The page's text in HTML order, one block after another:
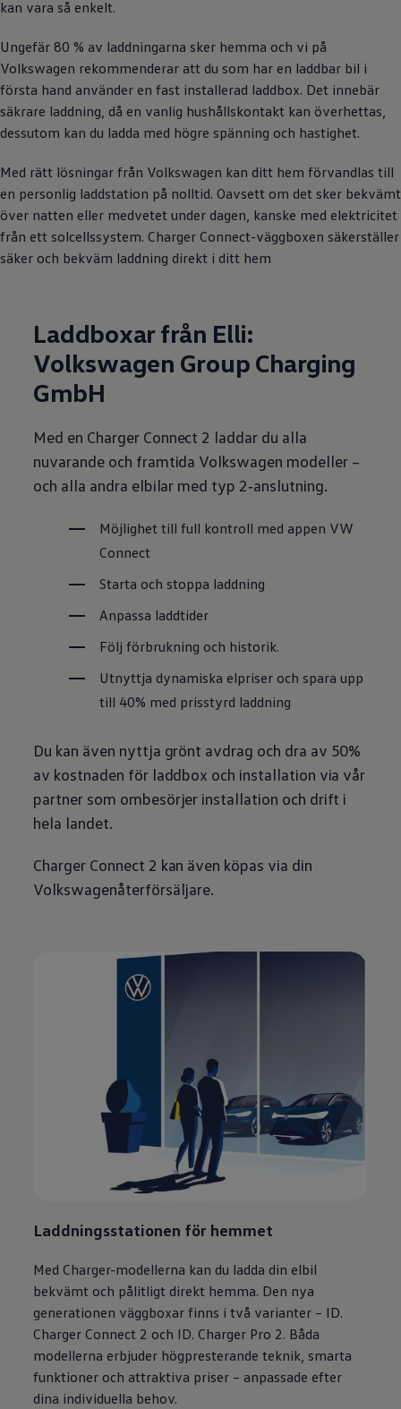
kan vara så enkelt.
Ungefär 80 % av laddningarna sker hemma och vi på
Volkswagen rekommenderar att du som har en laddbar bil i
första hand använder en fast installerad laddbox. Det innebär
säkrare laddning, då en vanlig hushållskontakt kan överhettas,
dessutom kan du ladda med högre spänning och hastighet.
Med rätt lösningar från Volkswagen kan ditt hem förvandlas till
en personlig laddstation på nolltid. Oavsett om det sker bekvämt
över natten eller medvetet under dagen, kanske med elektricitet
från ett solcellssystem. Charger Connect-väggboxen säkerställer
säker och bekväm laddning direkt i ditt hem
Laddboxar från Elli:
Volkswagen Group Charging
GmbH
Med en Charger Connect 2 laddar du alla
nuvarande och framtida Volkswagen modeller –
och alla andra elbilar med typ 2‑anslutning.
Möjlighet till full kontroll med appen VW
Connect
Starta och stoppa laddning
Anpassa laddtider
Följ förbrukning och historik.
Utnyttja dynamiska elpriser och spara upp
till 40% med prisstyrd laddning
Du kan även nyttja grönt avdrag och dra av 50%
av kostnaden för laddbox och installation via vår
partner som ombesörjer installation och drift i
hela landet.
Charger Connect 2 kan även köpas via din
Volkswagenåterförsäljare.
Laddningsstationen för hemmet
Med Charger-modellerna kan du ladda din elbil
bekvämt och pålitligt direkt hemma. Den nya
generationen väggboxar finns i två varianter – ID.
Charger Connect 2 och ID. Charger Pro 2. Båda
modellerna erbjuder högpresterande teknik, smarta
funktioner och attraktiva priser – anpassade efter
dina individuella behov.